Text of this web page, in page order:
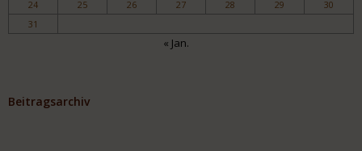
24
25 26 27 28 29
30
31
« Jan.
Beitragsarchiv